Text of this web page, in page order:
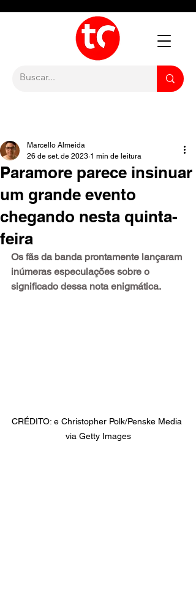
Paramore parece insinuar
um grande evento
chegando nesta quinta-
feira
Marcello Almeida
26 de set. de 2023 1 min de leitura
Os fãs da banda prontamente lançaram
inúmeras especulações sobre o
significado dessa nota enigmática.
CRÉDITO: e Christopher Polk/Penske Media
via Getty Images